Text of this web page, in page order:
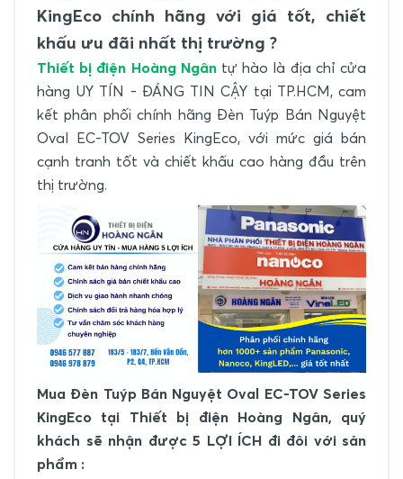
KingEco chính hãng với giá tốt, chiết
khấu ưu đãi nhất thị trường ?
Thiết bị điện Hoàng Ngântự hào là địa chỉ cửa
hàng UY TÍN - ĐÁNG TIN CẬY tại TP.HCM, cam
kết phân phối chính hãng Đèn Tuýp Bán Nguyệt
Oval EC-TOV Series KingEco, với mức giá bán
cạnh tranh tốt và chiết khấu cao hàng đầu trên
thị trường.
Mua Đèn Tuýp Bán Nguyệt Oval EC-TOV Series
KingEco tại Thiết bị điện Hoàng Ngân, quý
khách sẽ nhận được 5 LỢI ÍCH đi đôi với sản
phẩm :